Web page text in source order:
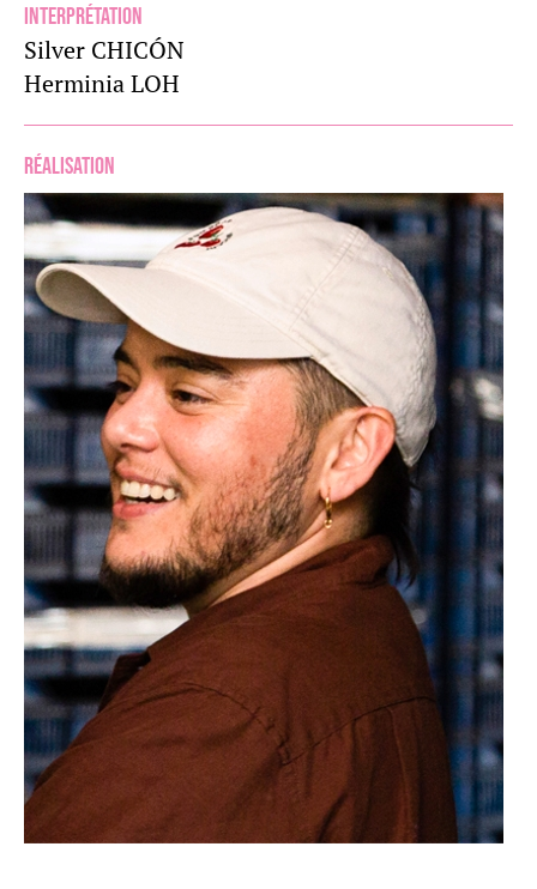
Interprétation
Silver CHICÓN
Herminia LOH
Réalisation